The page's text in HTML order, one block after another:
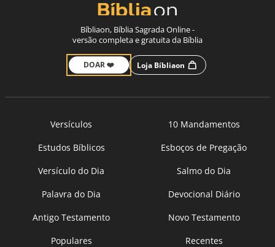
Bíbliaon, Bíblia Sagrada Online -
versão completa e gratuita da Bíblia
DOAR ❤️ Loja Bíbliaon
Versículos
10 Mandamentos
Estudos Bíblicos
Esboços de Pregação
Versículo do Dia
Salmo do Dia
Palavra do Dia
Devocional Diário
Antigo Testamento
Novo Testamento
Populares
Recentes